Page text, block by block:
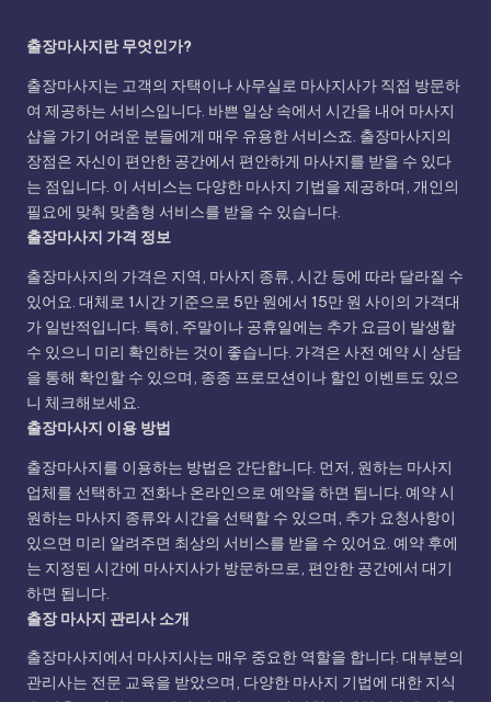
출장마사지란 무엇인가?
출장마사지는 고객의 자택이나 사무실로 마사지사가 직접 방문하
여 제공하는 서비스입니다. 바쁜 일상 속에서 시간을 내어 마사지
샵을 가기 어려운 분들에게 매우 유용한 서비스죠. 출장마사지의
장점은 자신이 편안한 공간에서 편안하게 마사지를 받을 수 있다
는 점입니다. 이 서비스는 다양한 마사지 기법을 제공하며, 개인의
필요에 맞춰 맞춤형 서비스를 받을 수 있습니다.
출장마사지 가격 정보
출장마사지의 가격은 지역, 마사지 종류, 시간 등에 따라 달라질 수
있어요. 대체로 1시간 기준으로 5만 원에서 15만 원 사이의 가격대
가 일반적입니다. 특히, 주말이나 공휴일에는 추가 요금이 발생할
수 있으니 미리 확인하는 것이 좋습니다. 가격은 사전 예약 시 상담
을 통해 확인할 수 있으며, 종종 프로모션이나 할인 이벤트도 있으
니 체크해보세요.
출장마사지 이용 방법
출장마사지를 이용하는 방법은 간단합니다. 먼저, 원하는 마사지
업체를 선택하고 전화나 온라인으로 예약을 하면 됩니다. 예약 시
원하는 마사지 종류와 시간을 선택할 수 있으며, 추가 요청사항이
있으면 미리 알려주면 최상의 서비스를 받을 수 있어요. 예약 후에
는 지정된 시간에 마사지사가 방문하므로, 편안한 공간에서 대기
하면 됩니다.
출장 마사지 관리사 소개
출장마사지에서 마사지사는 매우 중요한 역할을 합니다. 대부분의
관리사는 전문 교육을 받았으며, 다양한 마사지 기법에 대한 지식